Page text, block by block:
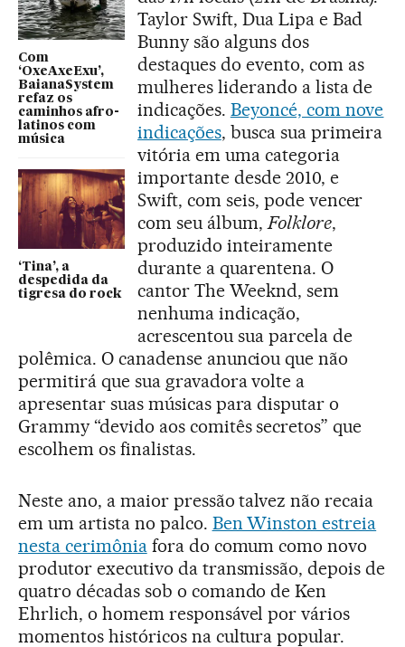
Com
‘OxeAxeExu’,
BaianaSystem
refaz os
caminhos afro-
latinos com
música
‘Tina’, a
despedida da
tigresa do rock
Taylor Swift, Dua Lipa e Bad
Bunny são alguns dos
destaques do evento, com as
mulheres liderando a lista de
indicações. Beyoncé, com nove
indicações, busca sua primeira
vitória em uma categoria
importante desde 2010, e
Swift, com seis, pode vencer
com seu álbum, Folklore,
produzido inteiramente
durante a quarentena. O
cantor The Weeknd, sem
nenhuma indicação,
acrescentou sua parcela de
polêmica. O canadense anunciou que não
permitirá que sua gravadora volte a
apresentar suas músicas para disputar o
Grammy “devido aos comitês secretos” que
escolhem os finalistas.
Neste ano, a maior pressão talvez não recaia
em um artista no palco. Ben Winston estreia
nesta cerimôniafora do comum como novo
produtor executivo da transmissão, depois de
quatro décadas sob o comando de Ken
Ehrlich, o homem responsável por vários
momentos históricos na cultura popular.